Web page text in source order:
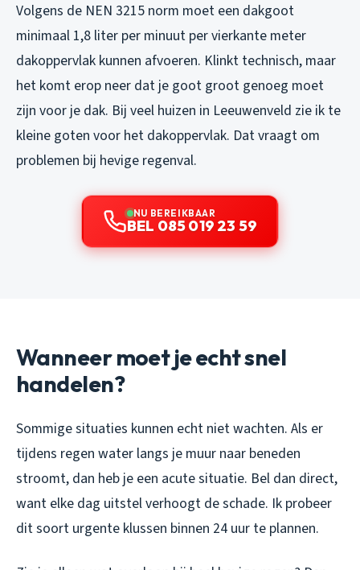
Volgens de NEN 3215 norm moet een dakgoot
minimaal 1,8 liter per minuut per vierkante meter
dakoppervlak kunnen afvoeren. Klinkt technisch, maar
het komt erop neer dat je goot groot genoeg moet
zijn voor je dak. Bij veel huizen in Leeuwenveld zie ik te
kleine goten voor het dakoppervlak. Dat vraagt om
problemen bij hevige regenval.
NU BEREIKBAAR
BEL 085 019 23 59
Wanneer moet je echt snel
handelen?
Sommige situaties kunnen echt niet wachten. Als er
tijdens regen water langs je muur naar beneden
stroomt, dan heb je een acute situatie. Bel dan direct,
want elke dag uitstel verhoogt de schade. Ik probeer
dit soort urgente klussen binnen 24 uur te plannen.